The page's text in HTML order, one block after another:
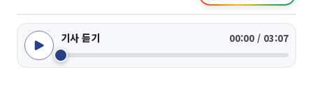
기사 듣기 00:00 / 03:07